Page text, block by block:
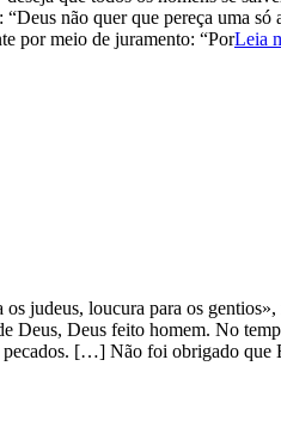
não quer que pereça uma
por meio de juramento: “PorLeia
judeus, loucura para os
Deus, Deus feito homem. No
pecados. […] Não foi obrigado que